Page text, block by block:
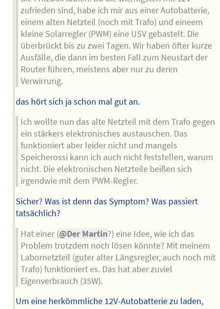
zufrieden sind, habe ich mir aus einer Autobatterie,
einem alten Netzteil (noch mit Trafo) und eineem
kleine Solarregler (PWM) eine USV gebastelt. Die
überbrückt bis zu zwei Tagen. Wir haben öfter kurze
Ausfälle, die dann im besten Fall zum Neustart der
Router führen, meistens aber nur zu deren
Verwirrung.
das hört sich ja schon mal gut an.
Ich wollte nun das alte Netzteil mit dem Trafo gegen
ein stärkers elektronisches austauschen. Das
funktioniert aber leider nicht und mangels
Speicherossi kann ich auch nicht feststellen, warum
nicht. Die elektronischen Netzteile beißen sich
irgendwie mit dem PWM-Regler.
Sicher? Was ist denn das Symptom? Was passiert
tatsächlich?
Hat einer (@Der Martin?) eine Idee, wie ich das
Problem trotzdem noch lösen könnte? Mit meinem
Labornetzteil (guter alter Längsregler, auch noch mit
Trafo) funktioniert es. Das hat aber zuviel
Eigenverbrauch (35W).
Um eine herkömmliche 12V-Autobatterie zu laden,